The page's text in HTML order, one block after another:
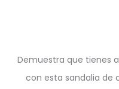
Demuestra que tienes
con esta sandalia de